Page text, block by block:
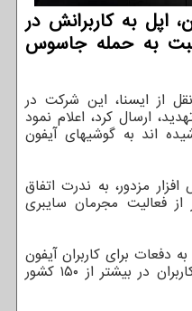
اپل به کاربرانش در
نسبت به حمله جاسوس
از ایسنا، این شرکت در
ارسال کرد، اعلام نمود
اند به گوشیهای آیفون
مزدور، به ندرت اتفاق
از فعالیت مجرمان سایبری
اخطار تهدید را از سال ۲۰۲۱، به دفعات برای کاربران آیفون
ارسال کرده و تا این تاریخ، به کاربران در بیشتر از ۱۵۰ کشور